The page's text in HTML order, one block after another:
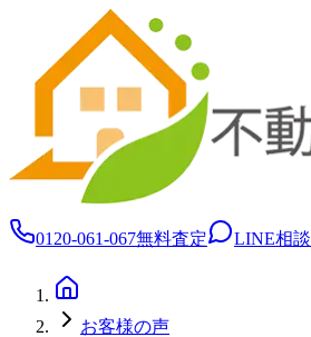
0120-061-067無料査定 LINE相談
お客様の声